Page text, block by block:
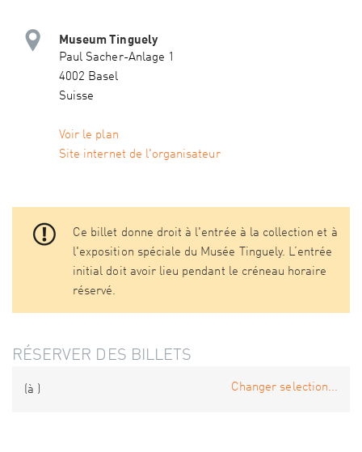
Museum Tinguely
Paul Sacher-Anlage 1
4002 Basel
Suisse
Voir le plan
Site internet de l'organisateur
Ce billet donne droit à l'entrée à la collection et à
l'exposition spéciale du Musée Tinguely. L’entrée
initial doit avoir lieu pendant le créneau horaire
réservé.
RÉSERVER DES BILLETS
(à ) Changer selection...